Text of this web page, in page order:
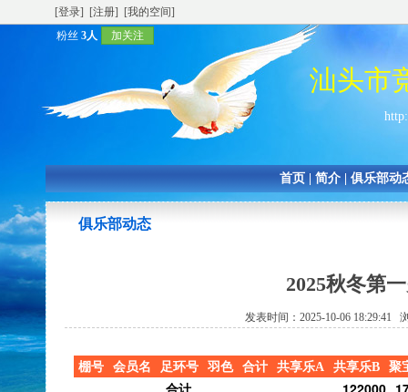
[登录] [注册]
[我的空间]
粉丝 3人 加关注
汕头市
首页 简介 俱乐部动
俱乐部动态
2025秋冬第
发表时间：2025-10-06 18:29:41
棚号 会员名 足环号 羽色 合计 共享乐A 共享乐B 聚
合计 122000